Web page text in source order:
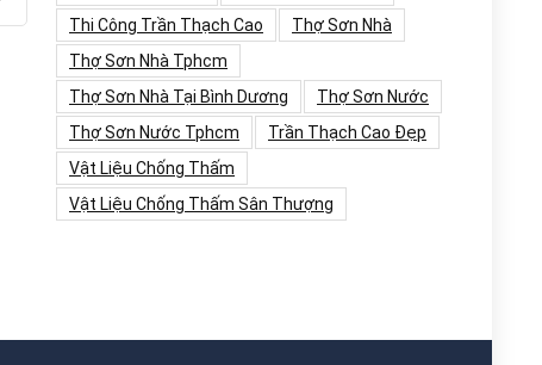
Thi Công Trần Thạch Cao
Thợ Sơn Nhà
Thợ Sơn Nhà Tphcm
Thợ Sơn Nhà Tại Bình Dương
Thợ Sơn Nước
Thợ Sơn Nước Tphcm
Trần Thạch Cao Đẹp
Vật Liệu Chống Thấm
Vật Liệu Chống Thấm Sân Thượng